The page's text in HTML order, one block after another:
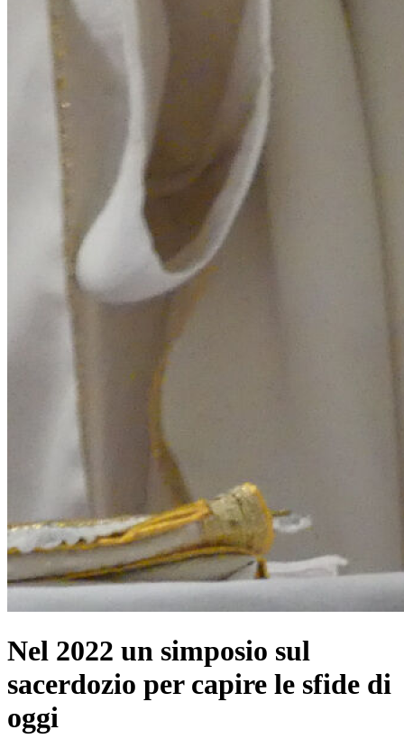
Nel 2022 un simposio sul
sacerdozio per capire le sfide di
oggi